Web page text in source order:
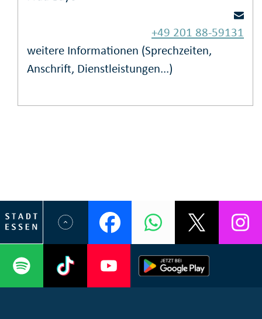
+49 201 88-59131
weitere Informationen (Sprechzeiten,
Anschrift, Dienstleistungen...)